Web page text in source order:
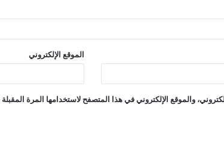
الموقع الإلكتروني
والموقع الإلكتروني في هذا المتصفح لاستخدامها المرة